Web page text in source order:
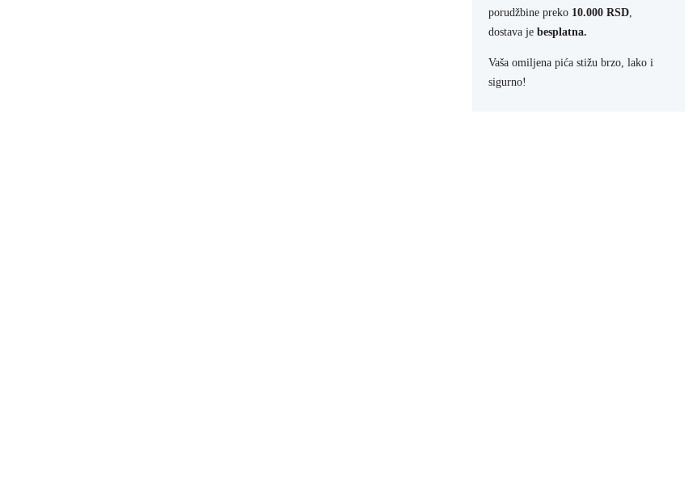
porudžbine preko 10.000 RSD,
dostava jebesplatna.
Vaša omiljena pića stižu brzo, lako i
sigurno!